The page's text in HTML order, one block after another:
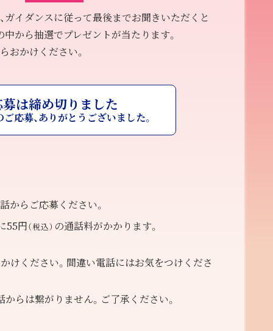
ガイダンスに従って最後までお聞きいただくと
から抽選でプレゼントが当たります。
おかけください。
は締め切りました
応募、ありがとうございました。
からご応募ください。
55円（税込） の通話料がかかります。
けください。間違い電話にはお気をつけくださ
からは繋がりません。ご了承ください。